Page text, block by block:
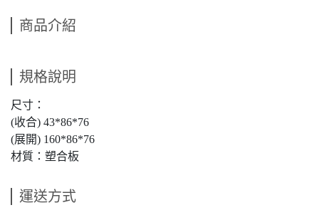
商品介紹
規格說明
尺寸：
(收合) 43*86*76
(展開) 160*86*76
材質：塑合板
運送方式